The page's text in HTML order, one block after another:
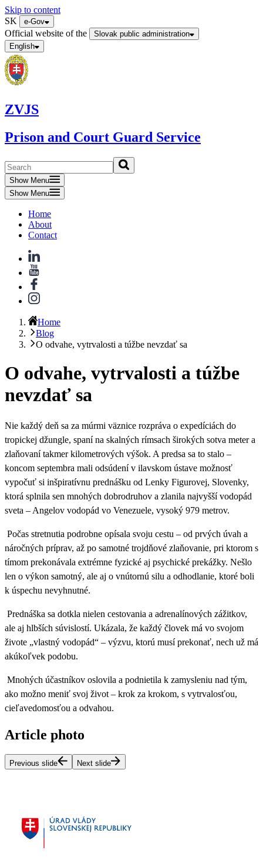
Skip to content
SK
e-Gov
Official website of the
Slovak public administration
English
ZVJS
Prison and Court Guard Service
Show Menu
Show Menu
Home
About
Contact
Home
Blog
O odvahe, vytrvalosti a túžbe nevzdať sa
O odvahe, vytrvalosti a túžbe
nevzdať sa
Nie každý deň sa za múrmi väznice rozpráva o expedíciách do
tropickej džungle, spaní na skalných rímsach širokých sotva meter a
zlaňovaní takmer kilometrových výšok. A predsa sa to stalo –
koncom septembra mali odsúdení v ilavskom ústave možnosť
vypočuť si inšpiratívnu prednášku od Lenky Figurovej, Slovenky,
ktorá splnila sen mnohých dobrodruhov a zlanila najvyšší vodopád
sveta – Angelov vodopád vo Venezuele, vysoký 979 metrov.
Počas stretnutia podrobne opísala svoju cestu – od prvých úvah a
náročných príprav, až po samotné trojdňové zlaňovanie, pri ktorom s
tímom prekonávala extrémne fyzické aj psychické prekážky. Nešlo
len o výkon samotný, ale aj o vnútornú silu a odhodlanie, ktoré boli
k úspechu nevyhnutné.
Prednáška sa dotkla nielen cestovania a adrenalínových zážitkov,
ale aj hlbších súvislostí. Ukázala, že každý človek má vo svojom
živote „vlastný vodopád“ – výzvu, ktorú musí prekonať, nech už má
akúkoľvek podobu.
Mnohých účastníkov oslovila a podnietila k zamysleniu nad tým,
ako možno meniť svoj život – krok za krokom, s vytrvalosťou,
cieľavedomosťou a odvahou.
Article photo
Previous slide Next slide